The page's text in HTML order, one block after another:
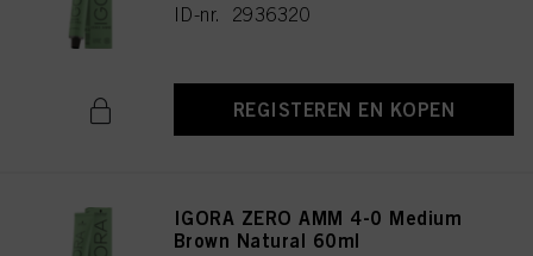
ID-nr. 2936320
REGISTEREN EN KOPEN
IGORA ZERO AMM 4-0 Medium
Brown Natural 60ml